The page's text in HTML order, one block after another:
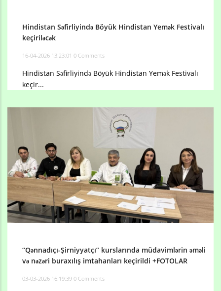
Hindistan Səfirliyində Böyük Hindistan Yemək Festivalı
keçiriləcək
16-04-2026 13:23:01 0 Comments
Hindistan Səfirliyində Böyük Hindistan Yemək Festivalı
keçir...
“Qənnadıçı-Şirniyyatçı” kurslarında müdavimlərin əməli
və nəzəri buraxılış imtahanları keçirildi +FOTOLAR
03-03-2026 16:19:39 0 Comments